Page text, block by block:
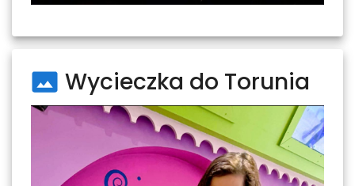
Wycieczka do Torunia